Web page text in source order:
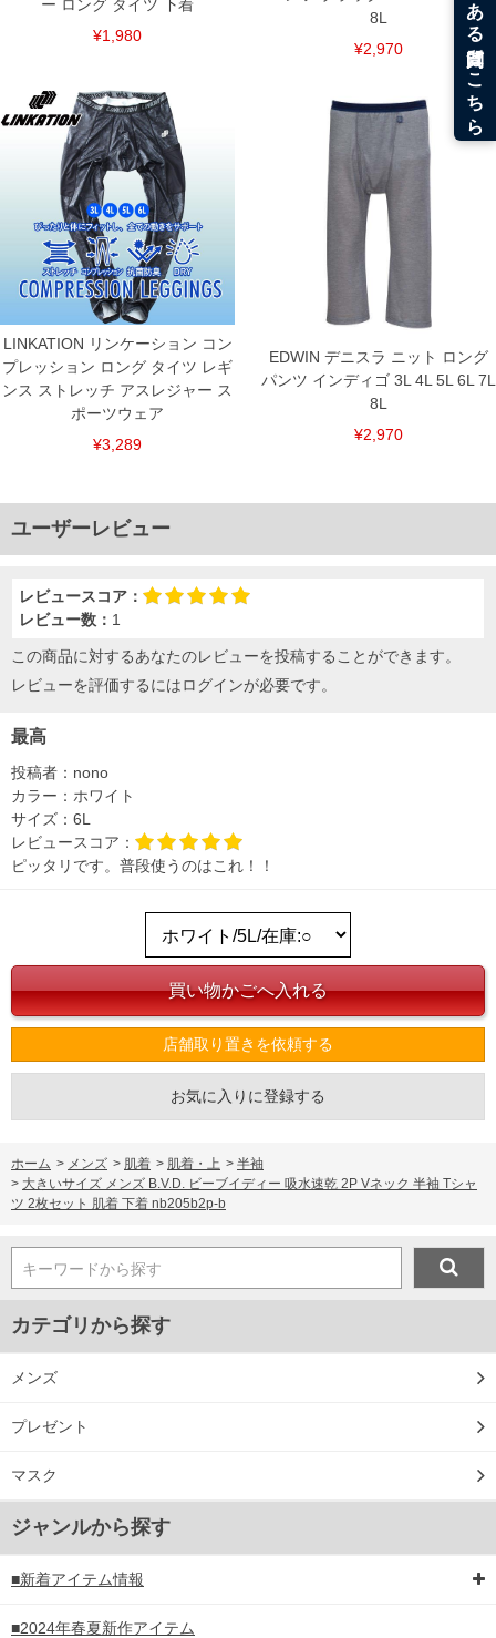
COLOR VARIATION
ー ロング タイツ 下着
¥1,980
8L
¥2,970
LINKATION リンケーション コン
プレッション ロング タイツ レギ
ンス ストレッチ アスレジャー ス
ポーツウェア
¥3,289
EDWIN デニスラ ニット ロング
パンツ インディゴ 3L 4L 5L 6L 7L
8L
¥2,970
ユーザーレビュー
レビュースコア：
レビュー数： 1
この商品に対するあなたのレビューを投稿することができます。
レビューを評価するにはログインが必要です。
最高
投稿者： nono
カラー： ホワイト
サイズ： 6L
レビュースコア：
ピッタリです。普段使うのはこれ！！
店舗取り置きを依頼する
お気に入りに登録する
ホーム > メンズ > 肌着 > 肌着・上 > 半袖
> 大きいサイズ メンズ B.V.D. ビーブイディー 吸水速乾 2P Vネック 半袖 Tシャ
ツ 2枚セット 肌着 下着 nb205b2p-b
キーワードから探す
カテゴリから探す
メンズ
プレゼント
マスク
ジャンルから探す
■新着アイテム情報
■2024年春夏新作アイテム